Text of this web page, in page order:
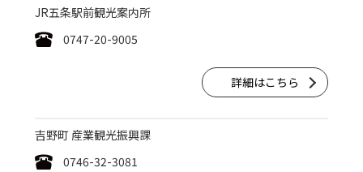
JR五条駅前観光案内所
0747-20-9005
詳細はこちら
吉野町 産業観光振興課
0746-32-3081